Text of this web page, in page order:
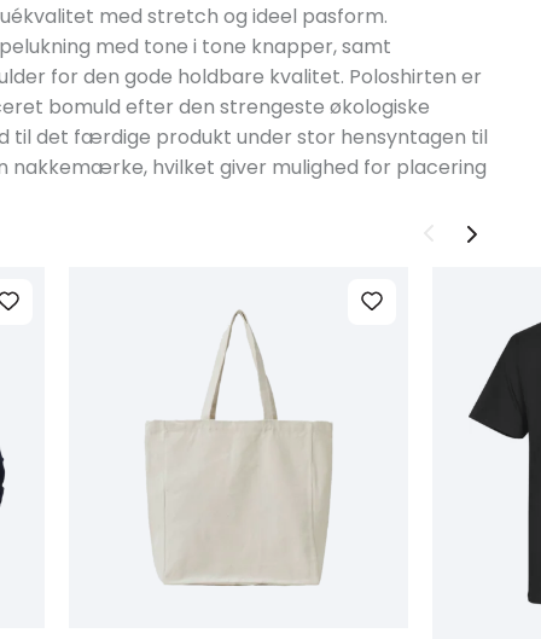
med stretch og ideel pasform.
med tone i tone knapper, samt
for den gode holdbare kvalitet. Poloshirten er
bomuld efter den strengeste økologiske
til det færdige produkt under stor hensyntagen til
nakkemærke, hvilket giver mulighed for placering